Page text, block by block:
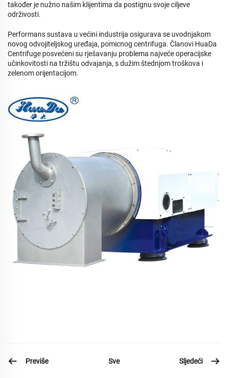
također je nužno našim klijentima da postignu svoje ciljeve
održivosti.
Performans sustava u većini industrija osigurava se uvodnjakom
novog odvojiteljskog uređaja, pomicnog centrifuga. Članovi HuaDa
Centrifuge posvećeni su rješavanju problema najveće operacijske
učinkovitosti na tržištu odvajanja, s dužim štednjom troškova i
zelenom orijentacijom.
Previše Sve Sljedeći